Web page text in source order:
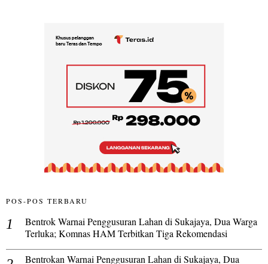
POS-POS TERBARU
Bentrok Warnai Penggusuran Lahan di Sukajaya, Dua Warga
Terluka; Komnas HAM Terbitkan Tiga Rekomendasi
Bentrokan Warnai Penggusuran Lahan di Sukajaya, Dua